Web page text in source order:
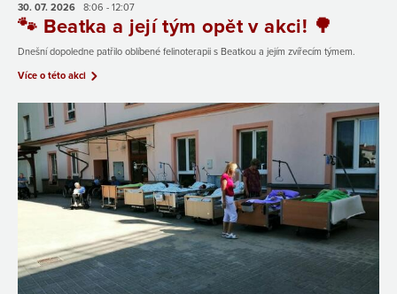
30. 07. 2026 8:06 - 12:07
🐾 Beatka a její tým opět v akci! 🌳
Dnešní dopoledne patřilo oblíbené felinoterapii s Beatkou a jejím zvířecím týmem.
Více o této akci